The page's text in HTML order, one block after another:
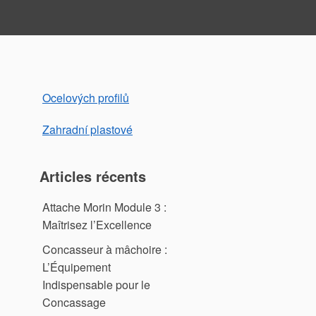
Ocelových profilů
Zahradní plastové
Articles récents
Attache Morin Module 3 :
Maîtrisez l’Excellence
Concasseur à mâchoire :
L’Équipement
Indispensable pour le
Concassage